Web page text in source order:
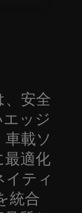
安全
ッジ
載ソ
適化
ティ
統合